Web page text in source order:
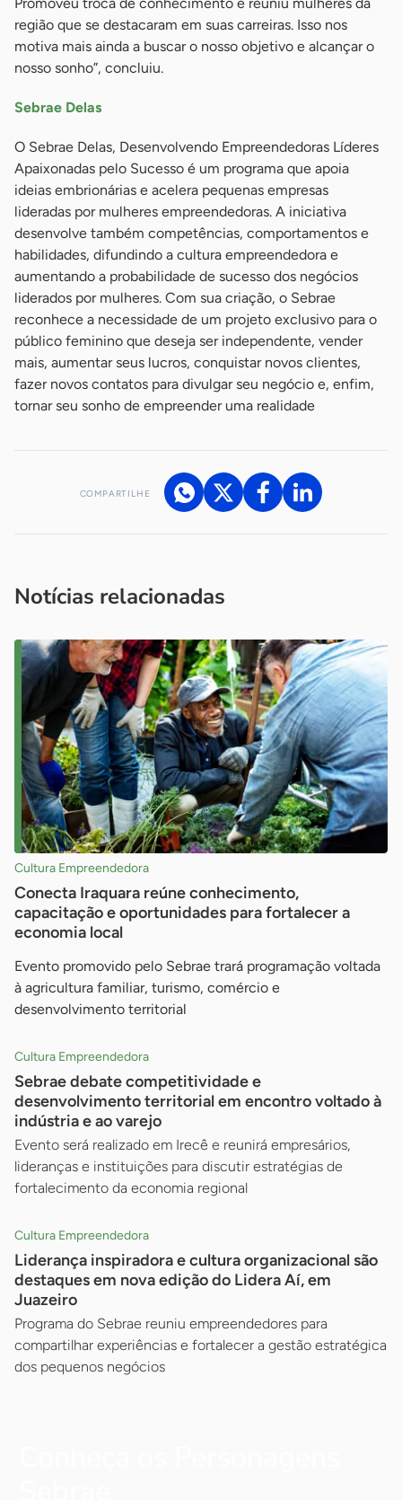
Promoveu troca de conhecimento e reuniu mulheres da
região que se destacaram em suas carreiras. Isso nos
motiva mais ainda a buscar o nosso objetivo e alcançar o
nosso sonho”, concluiu.
Sebrae Delas
O Sebrae Delas, Desenvolvendo Empreendedoras Líderes
Apaixonadas pelo Sucesso é um programa que apoia
ideias embrionárias e acelera pequenas empresas
lideradas por mulheres empreendedoras. A iniciativa
desenvolve também competências, comportamentos e
habilidades, difundindo a cultura empreendedora e
aumentando a probabilidade de sucesso dos negócios
liderados por mulheres. Com sua criação, o Sebrae
reconhece a necessidade de um projeto exclusivo para o
público feminino que deseja ser independente, vender
mais, aumentar seus lucros, conquistar novos clientes,
fazer novos contatos para divulgar seu negócio e, enfim,
tornar seu sonho de empreender uma realidade
COMPARTILHE
Notícias relacionadas
Cultura Empreendedora
Conecta Iraquara reúne conhecimento,
capacitação e oportunidades para fortalecer a
economia local
Evento promovido pelo Sebrae trará programação voltada
à agricultura familiar, turismo, comércio e
desenvolvimento territorial
Cultura Empreendedora
Sebrae debate competitividade e
desenvolvimento territorial em encontro voltado à
indústria e ao varejo
Evento será realizado em Irecê e reunirá empresários,
lideranças e instituições para discutir estratégias de
fortalecimento da economia regional
Cultura Empreendedora
Liderança inspiradora e cultura organizacional são
destaques em nova edição do Lidera Aí, em
Juazeiro
Programa do Sebrae reuniu empreendedores para
compartilhar experiências e fortalecer a gestão estratégica
dos pequenos negócios